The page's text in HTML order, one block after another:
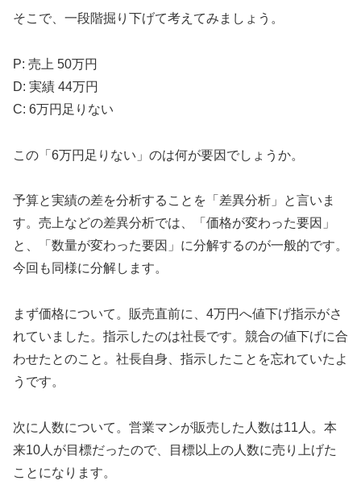
そこで、一段階掘り下げて考えてみましょう。
P: 売上 50万円
D: 実績 44万円
C: 6万円足りない
この「6万円足りない」のは何が要因でしょうか。
予算と実績の差を分析することを「差異分析」と言いま
す。売上などの差異分析では、「価格が変わった要因」
と、「数量が変わった要因」に分解するのが一般的です。
今回も同様に分解します。
まず価格について。販売直前に、4万円へ値下げ指示がさ
れていました。指示したのは社長です。競合の値下げに合
わせたとのこと。社長自身、指示したことを忘れていたよ
うです。
次に人数について。営業マンが販売した人数は11人。本
来10人が目標だったので、目標以上の人数に売り上げた
ことになります。